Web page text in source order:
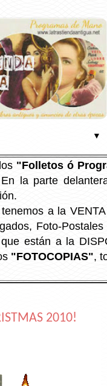
▼
"Folletos ó
la parte
tenemos a la
Foto-
están a la
"FOTOCOPIAS",
2010!